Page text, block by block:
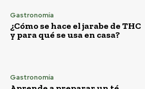
Gastronomía
¿Cómo se hace el jarabe de THC
y para qué se usa en casa?
Gastronomía